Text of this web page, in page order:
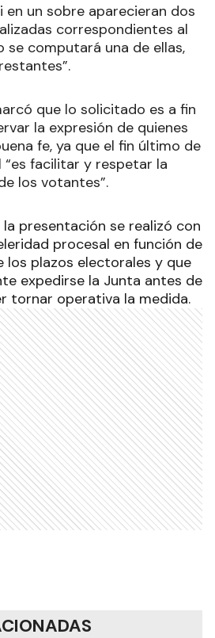
en un sobre aparecieran dos
correspondientes al
se computará una de ellas,
que lo solicitado es a fin
la expresión de quienes
fe, ya que el fin último de
facilitar y respetar la
los votantes”.
presentación se realizó con
procesal en función de
los plazos electorales y que
expedirse la Junta antes de
tornar operativa la medida.